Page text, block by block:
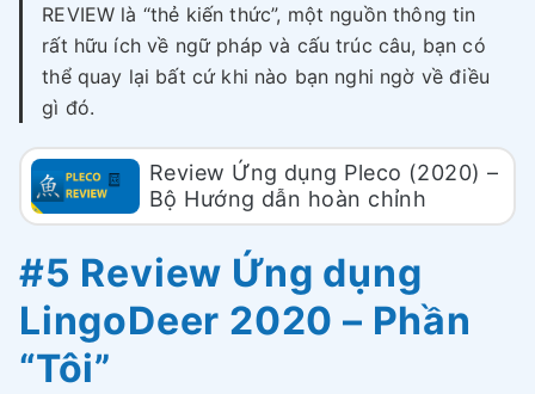
REVIEW là “thẻ kiến thức”, một nguồn thông tin
rất hữu ích về ngữ pháp và cấu trúc câu, bạn có
thể quay lại bất cứ khi nào bạn nghi ngờ về điều
gì đó.
Review Ứng dụng Pleco (2020) –
Bộ Hướng dẫn hoàn chỉnh
#5 Review Ứng dụng
LingoDeer 2020 – Phần
“Tôi”